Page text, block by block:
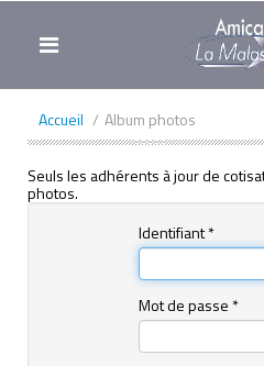
Toggle
Accueil / Album photos
Seuls les adhérents à jour de
photos.
Identifiant*
Mot de passe *